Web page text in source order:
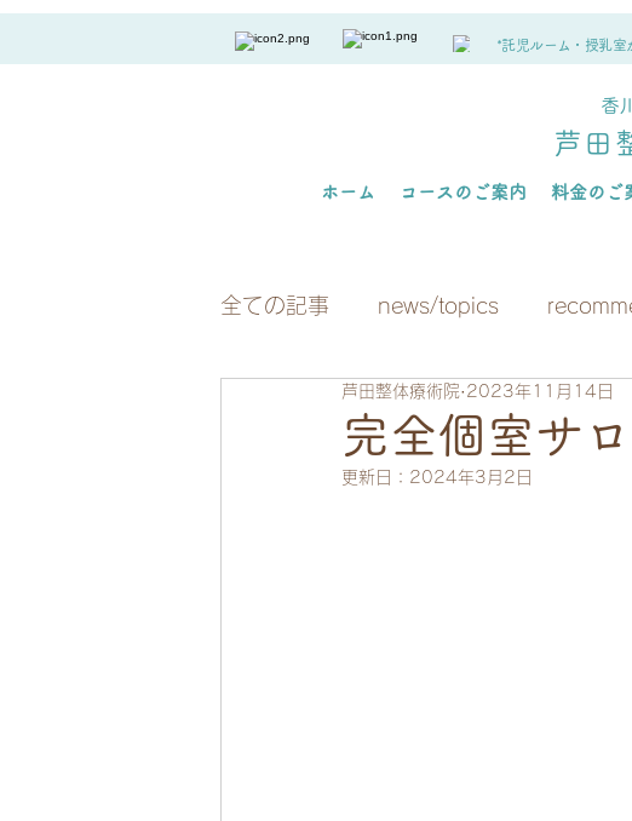
*託児ルーム・授乳室
香
芦田
ホーム コースのご案内 料金のご
全ての記事 news/topics
完全個室サ
芦田整体療術院 2023年11月14日
更新日： 2024年3月2日